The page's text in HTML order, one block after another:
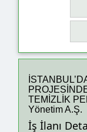
TEMİZLİK
Yönetim A.Ş.
İş İlanı